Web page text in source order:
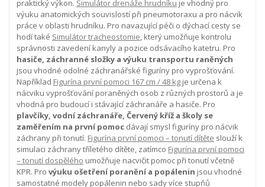
praktický výkon. Simulátor drenáže hrudníku je vhodný pro
výuku anatomických souvislostí při pneumotoraxu a pro nácvik
práce v oblasti hrudníku. Pro navazující péči o dýchací cesty se
hodí také Simulátor tracheostomie, který umožňuje kontrolu
správnosti zavedení kanyly a pozice odsávacího katetru. Pro
hasiče, záchranné složky a výuku transportu raněných
jsou vhodné odolné záchranářské figuríny pro vyprošťování.
Například Figurína první pomoci 167 cm / 48 kg je určena k
nácviku vyprošťování poraněných osob z různých prostorů a je
vhodná pro budoucí i stávající záchranáře a hasiče. Pro
plavčíky, vodní záchranáře, Červený kříž a školy se
zaměřením na první pomoc dávají smysl figuríny pro nácvik
záchrany při tonutí. Figurína první pomoci – tonutí dítěte slouží k
simulaci záchrany tříletého dítěte, zatímco Figurína první pomoci
– tonutí dospělého umožňuje nacvičit pomoc při tonutí včetně
KPR. Pro výuku ošetření poranění a popálenin jsou vhodné
samostatné modely popálenin nebo sady více stupňů